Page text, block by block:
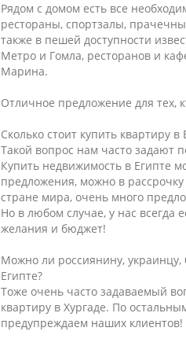
Рядом с домом есть все
рестораны, спортзалы,
также в пешей доступности
Метро и Гомла, ресторанов и
Марина.
Отличное предложение для тех,
Сколько стоит купить квартиру в
Такой вопрос нам часто задают
Купить недвижимость в Египте
предложения, можно в
стране мира, очень много
Но в любом случае, у нас всегда
желания и бюджет!
Можно ли россиянину, украинцу,
Египте?
Тоже очень часто задаваемый
квартиру в Хургаде. По
предупреждаем наших клиентов!